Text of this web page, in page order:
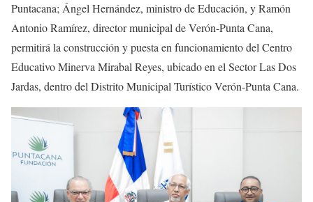
Puntacana; Ángel Hernández, ministro de Educación, y Ramón
Antonio Ramírez, director municipal de Verón-Punta Cana,
permitirá la construcción y puesta en funcionamiento del Centro
Educativo Minerva Mirabal Reyes, ubicado en el Sector Las Dos
Jardas, dentro del Distrito Municipal Turístico Verón-Punta Cana.